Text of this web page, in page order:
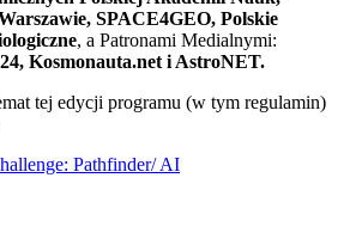
SPACE4GEO, Polskie
, a Patronami Medialnymi:
Kosmonauta.net i AstroNET.
tej edycji programu (w tym regulamin)
Pathfinder/ AI